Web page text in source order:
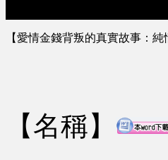
【愛情金錢背叛的真實故事：純
【名稱】